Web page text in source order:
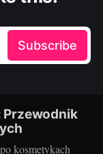
Subscribe
Przewodnik
kosmetykach